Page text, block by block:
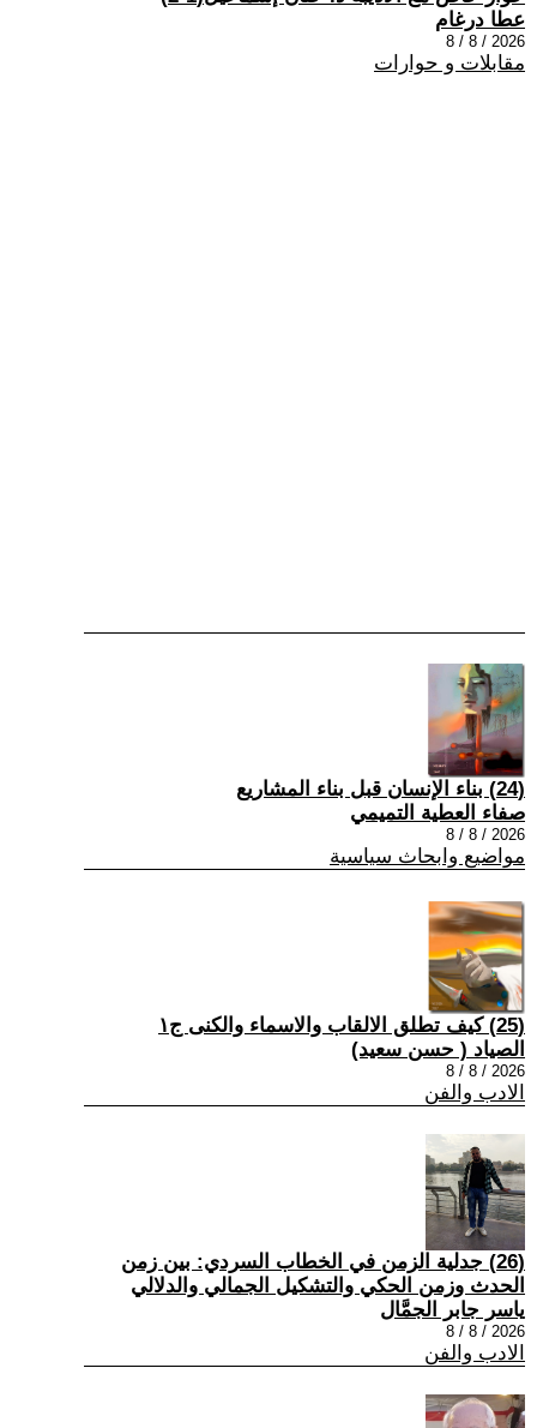
عطا درغام
2026 / 8 / 8
مقابلات و حوارات
(24) بناء الإنسان قبل بناء المشاريع
صفاء العطية التميمي
2026 / 8 / 8
مواضيع وابحاث سياسية
(25) كيف تطلق الالقاب والاسماء والكنى ج١
الصياد ‏( حسن سعيد‏)
2026 / 8 / 8
الادب والفن
(26) جدلية الزمن في الخطاب السردي: بين زمن
الحدث وزمن الحكي والتشكيل الجمالي والدلالي
ياسر جابر الجمَّال
2026 / 8 / 8
الادب والفن